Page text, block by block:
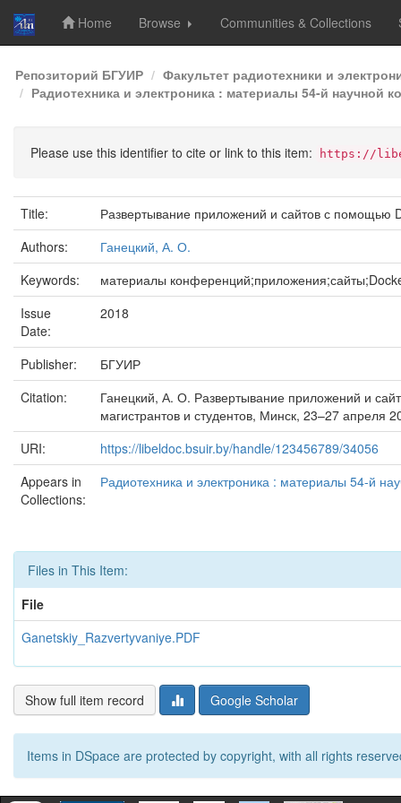
Skip
navigation
Home Browse Communities & Collections
Репозиторий БГУИР Факультет радиотехники и
Радиотехника и электроника : материалы 54-й научной
Please use this identifier to cite or link to this item: https://
Title:
Развертывание приложений и сайтов с помощью
Authors:
Ганецкий, А. О.
Keywords:
материалы
Issue
Date:
2018
Publisher:
БГУИР
Citation:
Ганецкий, А. О. Развертывание приложений и
магистрантов и студентов, Минск, 23–27 апреля
URI:
https://libeldoc.bsuir.by/handle/123456789/34056
Appears in
Collections:
Радиотехника и электроника : материалы 54-й
Files in This Item:
File
Ganetskiy_Razvertyvaniye.PDF
Show full item record Google Scholar
Items in DSpace are protected by copyright, with all rights